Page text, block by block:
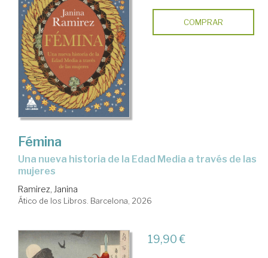
COMPRAR
Fémina
una nueva historia de la Edad Media a través de las
mujeres
Ramirez, Janina
Ático de los Libros. Barcelona, 2026
19,90 €